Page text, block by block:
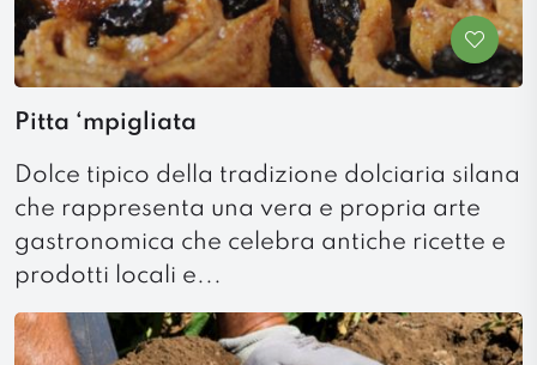
Pitta ‘mpigliata
Dolce tipico della tradizione dolciaria silana
che rappresenta una vera e propria arte
gastronomica che celebra antiche ricette e
prodotti locali e...